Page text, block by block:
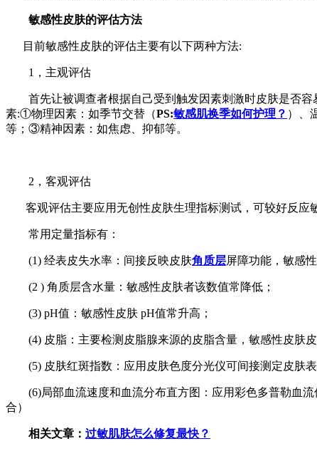
敏感性皮肤的评估方法
目前敏感性皮肤的评估主要有以下两种方法:
1，主观评估
首先让被调查者根据自己受到触发因素刺激时皮肤是否
素:①物理因素：如季节交替（PS:敏感肌换季如何护理？ ）、
等；③精神因素：如焦虑、抑郁等。
2， 客观评估
客观评估主要应用无创性皮肤生理指标测试，可较好反应
常用定量指标有：
(1) 经表皮失水率：间接反映皮肤角质层屏障功能，敏感
(2 ) 角质层含水量：敏感性皮肤者该数值常降低；
(3) pH值：敏感性皮肤 pH值常升高；
(4) 皮脂：主要检测皮脂腺来源的皮脂含量，敏感性皮肤皮
(5) 皮肤红斑指数：应用皮肤色度分光仪可间接测定皮肤
(6)局部血流速度和血流分布直方图：应用彩色多普勒血
合）
相关文章： 过敏肌肤怎么修复最快？